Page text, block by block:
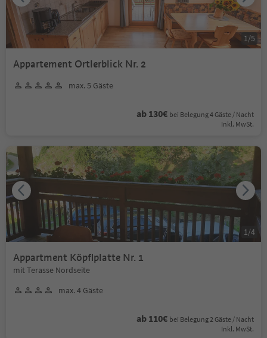
Appartement Ortlerblick Nr. 2
max. 5 Gäste
ab 130€ bei Belegung 4 Gäste / Nacht
Inkl. MwSt.
1 /5
Appartment Köpflplatte Nr. 1
mit Terasse Nordseite
max. 4 Gäste
ab 110€ bei Belegung 2 Gäste / Nacht
Inkl. MwSt.
1 /4